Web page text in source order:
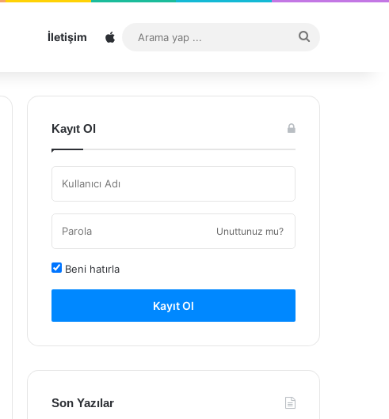
İletişim Sitemap
...
Kayıt Ol
Unuttunuz mu?
Beni hatırla
Kayıt Ol
Son Yazılar